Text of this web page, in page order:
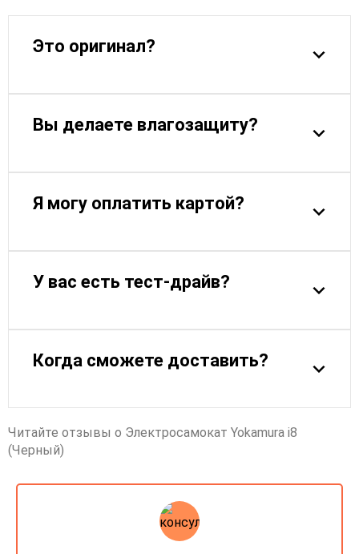
Это оригинал?
Вы делаете влагозащиту?
Я могу оплатить картой?
У вас есть тест-драйв?
Когда сможете доставить?
Читайте отзывы о Электросамокат Yokamura i8
(Черный)